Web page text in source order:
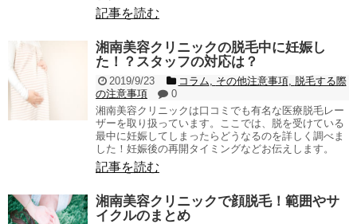
記事を読む
湘南美容クリニックの脱毛中に妊娠し
た！？スタッフの対応は？
2019/9/23 コラム その他注意事項,
脱毛する際
の注意事項
0
湘南美容クリニックは口コミでも有名な医療脱毛レー
ザーを取り扱っています。ここでは、脱を受けている
最中に妊娠してしまったらどうなるのを詳しく調べま
した！妊娠後の再開タイミングなどお伝えします。
記事を読む
湘南美容クリニックで顔脱毛！範囲やサ
イクルのまとめ